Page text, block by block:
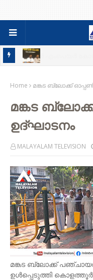
9ന്
Home മങ്കട ബ്ലോക്ക്
മങ്കട
ഉദ്ഘാടനം
MALAYALAM TELEVISION
മങ്കട ബ്ലോക്ക്
ഉൾപ്പെടുത്തി